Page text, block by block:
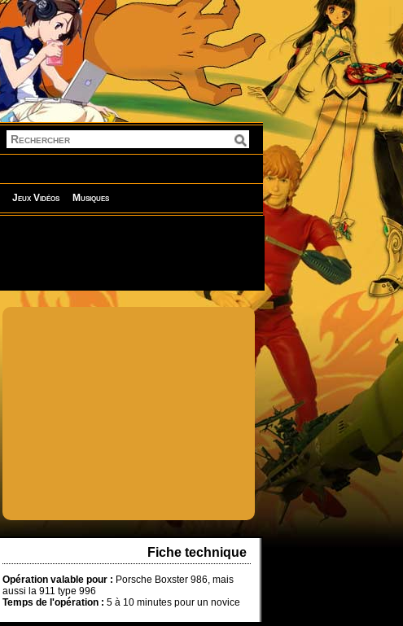
Jeux Vidéos Musiques
Fiche technique
Opération valable pour : Porsche Boxster 986, mais
aussi la 911 type 996
Temps de l'opération : 5 à 10 minutes pour un novice